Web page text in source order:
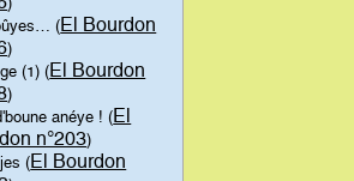
(El Bourdon
)
(1) (El Bourdon
)
anéye ! (El
n°203)
(El Bourdon